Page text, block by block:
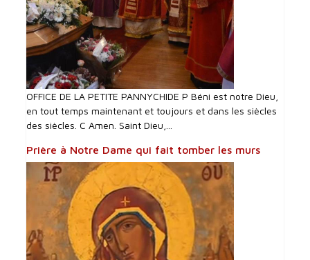
OFFICE DE LA PETITE PANNYCHIDE P Béni est notre Dieu,
en tout temps maintenant et toujours et dans les siècles
des siècles. C Amen. Saint Dieu,...
Prière à Notre Dame qui fait tomber les murs